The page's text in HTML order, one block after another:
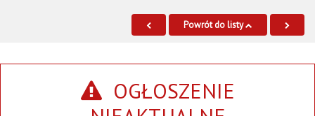
Powrót do listy
OGŁOSZENIE